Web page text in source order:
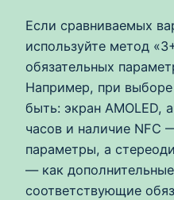
Если сравниваемых
используйте метод
обязательных
Например, при
быть: экран AMOLED,
часов и наличие NFC
параметры, а
— как
соответствующие